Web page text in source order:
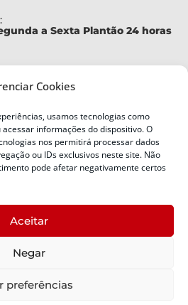
Cookies
usamos tecnologias como
informações do dispositivo. O
nos permitirá processar dados
ou IDs exclusivos neste site. Não
pode afetar negativamente certos
Aceitar
Negar
preferências
a Sexta Plantão 24 horas
Santa Catarina
SC